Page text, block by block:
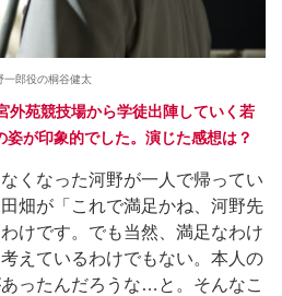
一郎役の桐谷健太
外苑競技場から学徒出陣していく若
が印象的でした。演じた感想は？
くなった河野が一人で帰ってい
畑が「これで満足かね、河野先
けです。でも当然、満足なわけ
えているわけでもない。本人の
ったんだろうな…と。そんなこ